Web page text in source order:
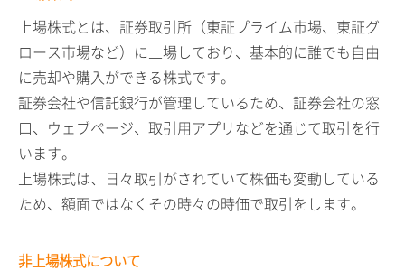
上場株式とは、証券取引所（東証プライム市場、東証グ
ロース市場など）に上場しており、基本的に誰でも自由
に売却や購入ができる株式です。
証券会社や信託銀行が管理しているため、証券会社の窓
口、ウェブページ、取引用アプリなどを通じて取引を行
います。
上場株式は、日々取引がされていて株価も変動している
ため、額面ではなくその時々の時価で取引をします。
非上場株式について